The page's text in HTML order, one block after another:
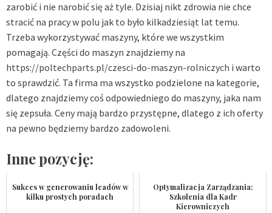
zarobić i nie narobić się aż tyle. Dzisiaj nikt zdrowia nie chce
stracić na pracy w polu jak to było kilkadziesiąt lat temu.
Trzeba wykorzystywać maszyny, które we wszystkim
pomagają. Części do maszyn znajdziemy na
https://poltechparts.pl/czesci-do-maszyn-rolniczych i warto
to sprawdzić. Ta firma ma wszystko podzielone na kategorie,
dlatego znajdziemy coś odpowiedniego do maszyny, jaka nam
się zepsuła. Ceny mają bardzo przystępne, dlatego z ich oferty
na pewno będziemy bardzo zadowoleni.
Inne pozycję:
Sukces w generowaniu leadów w
kilku prostych poradach
Optymalizacja Zarządzania:
Szkolenia dla Kadr
Kierowniczych